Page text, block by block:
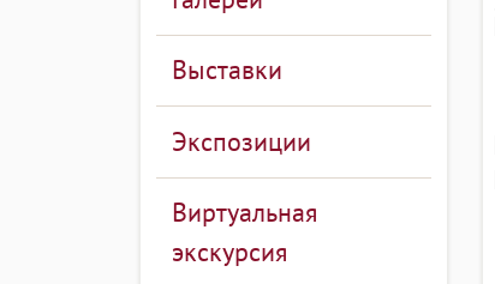
Выставки
Экспозиции
Виртуальная
экскурсия